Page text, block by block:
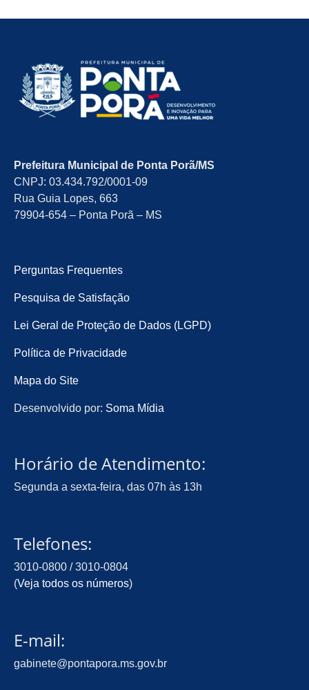
Prefeitura Municipal de Ponta Porã/MS
CNPJ: 03.434.792/0001-09
Rua Guia Lopes, 663
79904-654 – Ponta Porã – MS
Perguntas Frequentes
Pesquisa de Satisfação
Lei Geral de Proteção de Dados (LGPD)
Política de Privacidade
Mapa do Site
Desenvolvido por: Soma Mídia
Horário de Atendimento:
Segunda a sexta-feira, das 07h às 13h
Telefones:
3010-0800 / 3010-0804
(Veja todos os números)
E-mail:
gabinete@pontapora.ms.gov.br